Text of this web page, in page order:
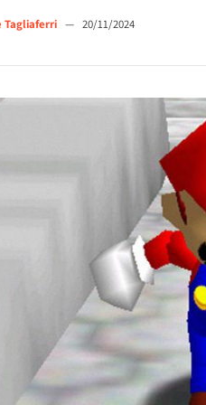
Tagliaferri — 20/11/2024